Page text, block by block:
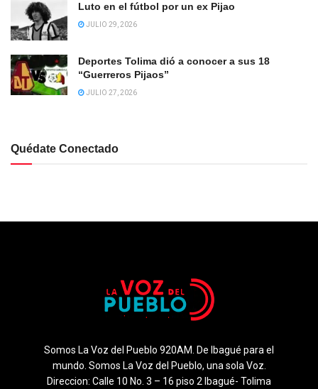
Luto en el fútbol por un ex Pijao
JULIO 29, 2026
Deportes Tolima dió a conocer a sus 18
“Guerreros Pijaos”
JULIO 27, 2026
Quédate Conectado
Somos La Voz del Pueblo 920AM. De Ibagué para el
mundo. Somos La Voz del Pueblo, una sola Voz.
Direccion: Calle 10 No. 3 – 16 piso 2 Ibagué- Tolima